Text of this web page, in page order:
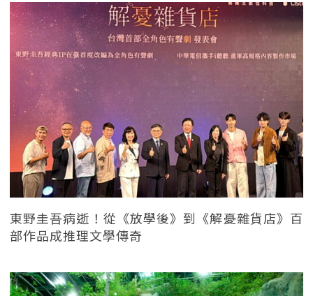
東野圭吾病逝！從《放學後》到《解憂雜貨店》百
部作品成推理文學傳奇